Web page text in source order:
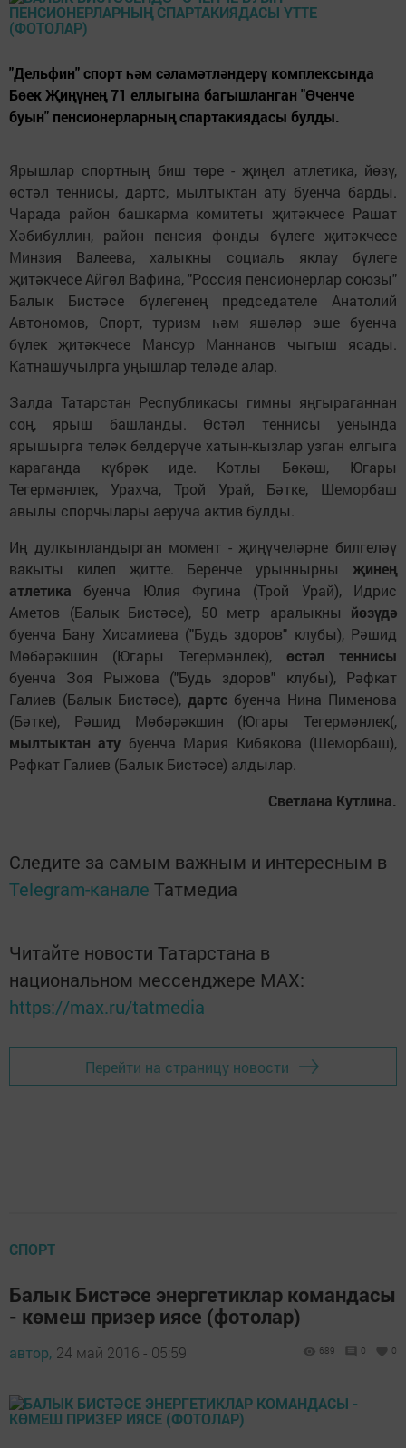
"Дельфин" спорт һәм сәламәтләндерү комплексында
Бөек Җиңүнең 71 еллыгына багышланган "Өченче
буын" пенсионерларның спартакиядасы булды.
Ярышлар спортның биш төре - җиңел атлетика, йөзү,
өстәл теннисы, дартс, мылтыктан ату буенча барды.
Чарада район башкарма комитеты җитәкчесе Рашат
Хәбибуллин, район пенсия фонды бүлеге җитәкчесе
Минзия Валеева, халыкны социаль яклау бүлеге
җитәкчесе Айгөл Вафина, "Россия пенсионерлар союзы"
Балык Бистәсе бүлегенең председателе Анатолий
Автономов, Спорт, туризм һәм яшәләр эше буенча
бүлек җитәкчесе Мансур Маннанов чыгыш ясады.
Катнашучылрга уңышлар теләде алар.
Залда Татарстан Республикасы гимны яңгыраганнан
соң, ярыш башланды. Өстәл теннисы уенында
ярышырга теләк белдерүче хатын-кызлар узган елгыга
караганда күбрәк иде. Котлы Бөкәш, Югары
Тегермәнлек, Урахча, Трой Урай, Бәтке, Шеморбаш
авылы спорчылары аеруча актив булды.
Иң дулкынландырган момент - җиңүчеләрне билгеләү
вакыты килеп җитте. Беренче урыннырны җинең
атлетика буенча Юлия Фугина (Трой Урай), Идрис
Аметов (Балык Бистәсе), 50 метр аралыкны йөзүдә
буенча Бану Хисамиева ("Будь здоров" клубы), Рәшид
Мөбәрәкшин (Югары Тегермәнлек), өстәл теннисы
буенча Зоя Рыжова ("Будь здоров" клубы), Рәфкат
Галиев (Балык Бистәсе), дартс буенча Нина Пименова
(Бәтке), Рәшид Мөбәрәкшин (Югары Тегермәнлек(,
мылтыктан ату буенча Мария Кибякова (Шеморбаш),
Рәфкат Галиев (Балык Бистәсе) алдылар.
Светлана Кутлина.
Следите за самым важным и интересным в
Telegram-канале Татмедиа
Читайте новости Татарстана в
национальном мессенджере MАХ:
https://max.ru/tatmedia
Перейти на страницу новости
СПОРТ
Балык Бистәсе энергетиклар командасы
- көмеш призер иясе (фотолар)
автор, 24 май 2016 - 05:59 689 0 0